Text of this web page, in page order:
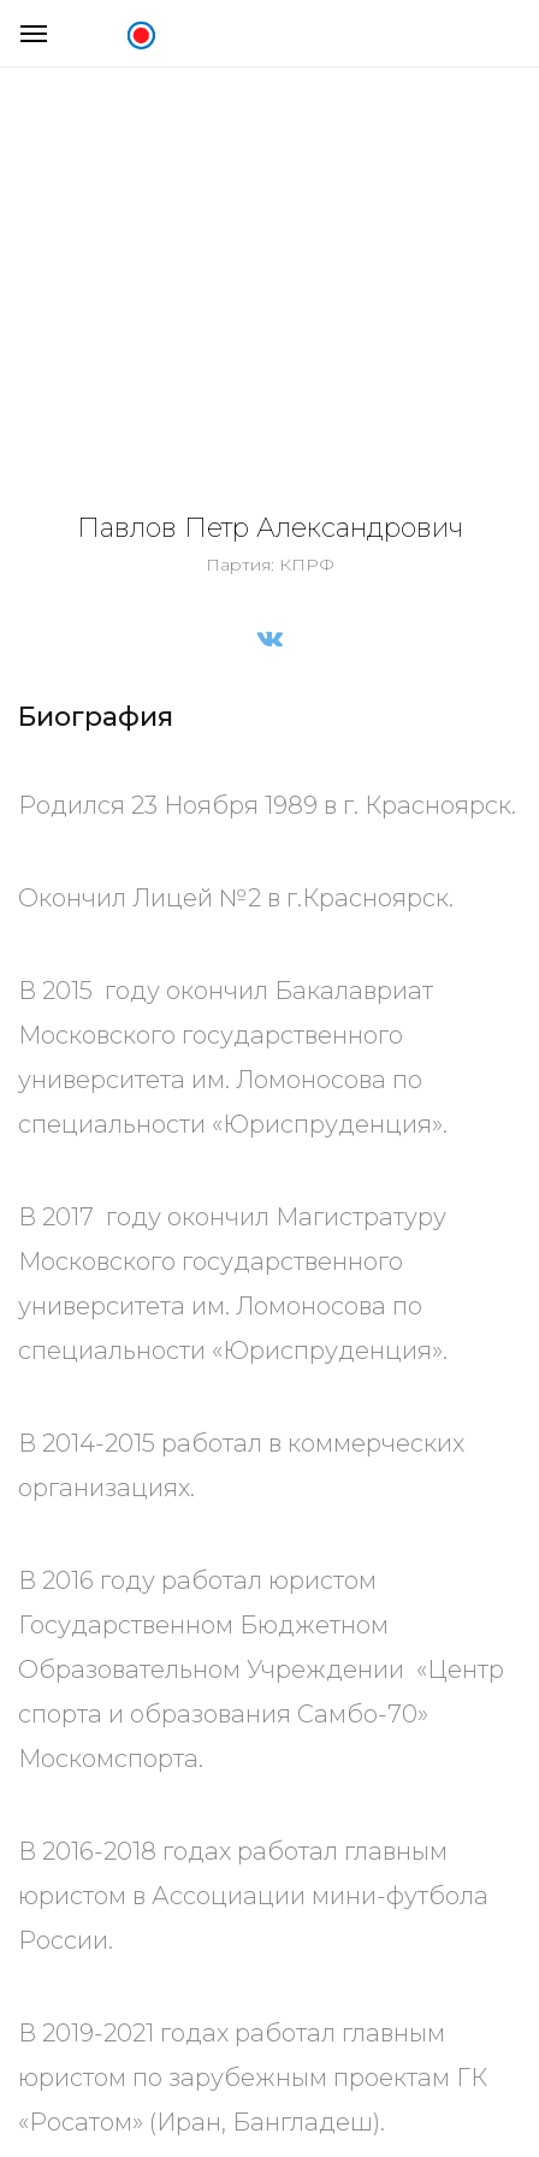
Павлов Петр Александрович
Партия: КПРФ
Биография
Родился 23 Ноября 1989 в г. Красноярск.
Окончил Лицей №2 в г.Красноярск.
В 2015 году окончил Бакалавриат
Московского государственного
университета им. Ломоносова по
специальности «Юриспруденция».
В 2017 году окончил Магистратуру
Московского государственного
университета им. Ломоносова по
специальности «Юриспруденция».
В 2014-2015 работал в коммерческих
организациях.
В 2016 году работал юристом
Государственном Бюджетном
Образовательном Учреждении «Центр
спорта и образования Самбо-70»
Москомспорта.
В 2016-2018 годах работал главным
юристом в Ассоциации мини-футбола
России.
В 2019-2021 годах работал главным
юристом по зарубежным проектам ГК
«Росатом» (Иран, Бангладеш).